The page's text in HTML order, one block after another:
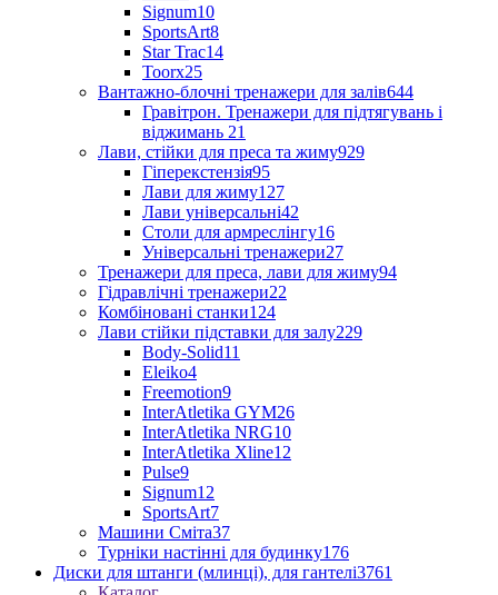
Signum10
SportsArt8
Star Trac14
Toorx25
Вантажно-блочні тренажери для залів644
Гравітрон. Тренажери для підтягувань і
віджимань 21
Лави, стійки для преса та жиму929
Гіперекстензія95
Лави для жиму127
Лави універсальні42
Столи для армреслінгу16
Універсальні тренажери27
Тренажери для преса, лави для жиму94
Гідравлічні тренажери22
Комбіновані станки124
Лави стійки підставки для залу229
Body-Solid11
Eleiko4
Freemotion9
InterAtletika GYM26
InterAtletika NRG10
InterAtletika Xline12
Pulse9
Signum12
SportsArt7
Машини Сміта37
Турніки настінні для будинку176
Диски для штанги (млинці), для гантелі3761